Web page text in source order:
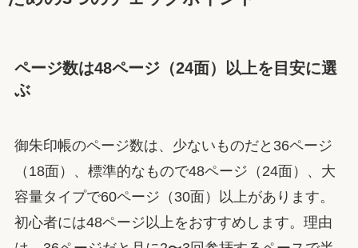
ページ数は48ページ（24面）以上を目安に選
ぶ
御朱印帳のページ数は、少ないものだと36ページ
（18面）、標準的なもので48ページ（24面）、大
容量タイプで60ページ（30面）以上があります。
初心者には48ページ以上をおすすめします。理由